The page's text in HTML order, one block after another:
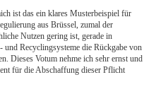
ist das ein klares Musterbeispiel für
aus Brüssel, zumal der
Nutzen gering ist, gerade in
Recyclingsysteme die Rückgabe von
Dieses Votum nehme ich sehr ernst und
für die Abschaffung dieser Pflicht